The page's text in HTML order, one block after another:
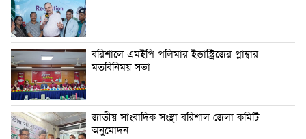
বরিশালে এমইপি পলিমার ইন্ডাস্ট্রিজের প্লাম্বার
মতবিনিময় সভা
জাতীয় সাংবাদিক সংস্থা বরিশাল জেলা কমিটি
অনুমোদন